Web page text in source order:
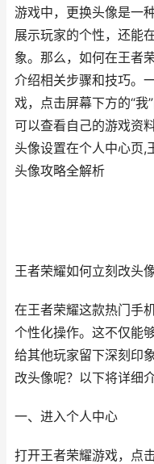
游戏中，更换头像是一
展示玩家的个性，还能
象。那么，如何在王者
介绍相关步骤和技巧。
戏，点击屏幕下方的“
可以查看自己的游戏资
头像设置在个人中心页,
头像攻略全解析
王者荣耀如何立刻改头
在王者荣耀这款热门手
个性化操作。这不仅能
给其他玩家留下深刻印
改头像呢？以下将详细
一、进入个人中心
打开王者荣耀游戏，点